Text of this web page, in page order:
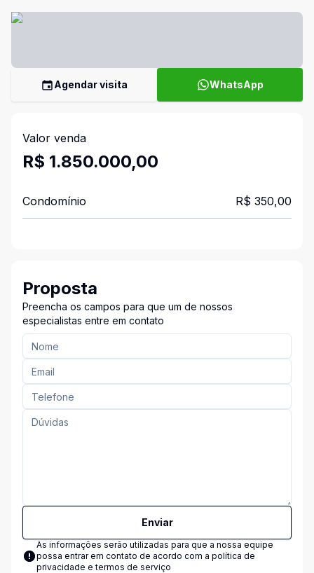
Agendar visita WhatsApp
Valor venda
R$ 1.850.000,00
Condomínio R$ 350,00
Proposta
Preencha os campos para que um de nossos
especialistas entre em contato
Enviar
As informações serão utilizadas para que a nossa equipe
possa entrar em contato de acordo com a política de
privacidade e termos de serviço